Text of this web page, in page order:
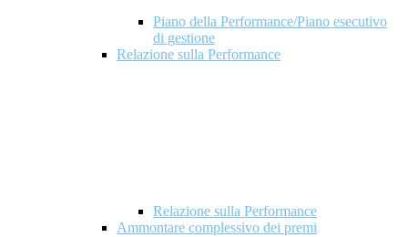
Piano della Performance/Piano esecutivo
di gestione
Relazione sulla Performance
Relazione sulla Performance
Ammontare complessivo dei premi